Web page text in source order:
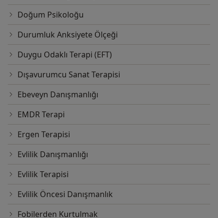
Doğum Psikoloğu
Durumluk Anksiyete Ölçeği
Duygu Odaklı Terapi (EFT)
Dışavurumcu Sanat Terapisi
Ebeveyn Danışmanlığı
EMDR Terapi
Ergen Terapisi
Evlilik Danışmanlığı
Evlilik Terapisi
Evlilik Öncesi Danışmanlık
Fobilerden Kurtulmak